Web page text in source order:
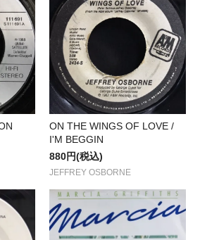
ON THE WINGS OF LOVE /
I'M BEGGIN
880円(税込)
JEFFREY OSBORNE